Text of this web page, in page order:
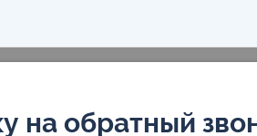
на обратный